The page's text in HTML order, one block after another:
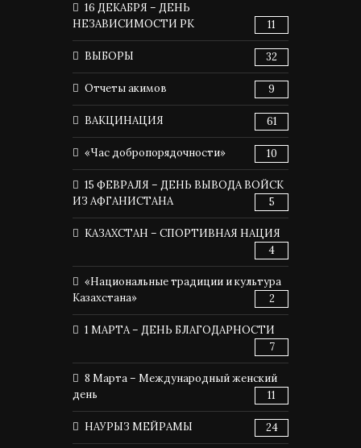
16 ДЕКАБРЯ – ДЕНЬ
НЕЗАВИСИМОСТИ РК
11
ВЫБОРЫ 32
Отчеты акимов 9
ВАКЦИНАЦИЯ 61
«Час добропорядочности» 10
15 ФЕВРАЛЯ – ДЕНЬ ВЫВОДА ВОЙСК
ИЗ АФГАНИСТАНА
5
КАЗАХСТАН – СПОРТИВНАЯ НАЦИЯ
4
«Национальные традиции и культура
Казахстана»
2
1 МАРТА – ДЕНЬ БЛАГОДАРНОСТИ
7
8 Марта – Международный женский
день
11
НАУРЫЗ МЕЙРАМЫ 24